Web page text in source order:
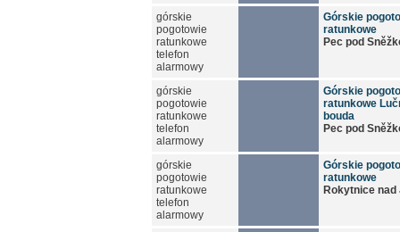
górskie
pogotowie
ratunkowe
telefon
alarmowy
Górskie
ratunkowe
Pec pod
górskie
pogotowie
ratunkowe
telefon
alarmowy
Górskie
ratunkowe
bouda
Pec pod
górskie
pogotowie
ratunkowe
telefon
alarmowy
Górskie
ratunkowe
Rokytnice nad